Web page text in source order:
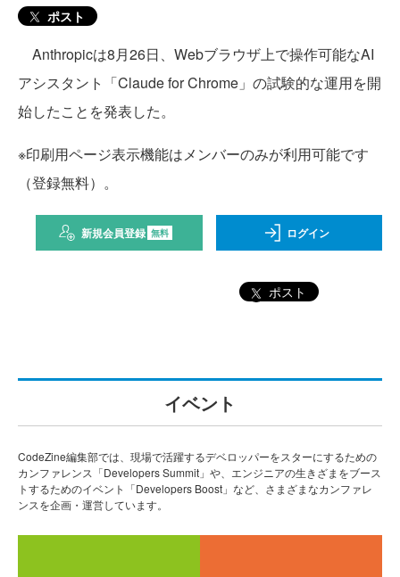
ポスト
Anthropicは8月26日、Webブラウザ上で操作可能なAI
アシスタント「Claude for Chrome」の試験的な運用を開
始したことを発表した。
※印刷用ページ表示機能はメンバーのみが利用可能です
（登録無料）。
新規会員登録 無料 ログイン
ポスト
イベント
CodeZine編集部では、現場で活躍するデベロッパーをスターにするための
カンファレンス「Developers Summit」や、エンジニアの生きざまをブース
トするためのイベント「Developers Boost」など、さまざまなカンファレ
ンスを企画・運営しています。